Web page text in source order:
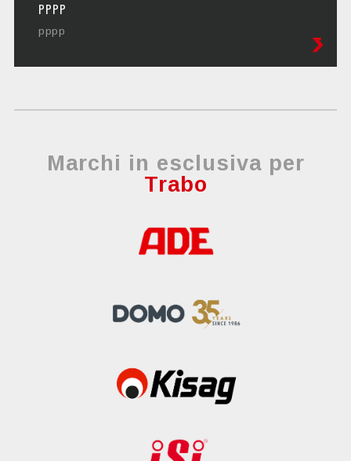
PPPP
pppp
Marchi in esclusiva per
Trabo